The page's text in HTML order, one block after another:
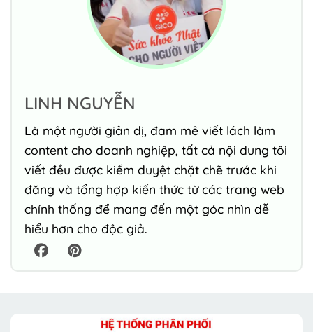
LINH NGUYỄN
Là một người giản dị, đam mê viết lách làm
content cho doanh nghiệp, tất cả nội dung tôi
viết đều được kiểm duyệt chặt chẽ trước khi
đăng và tổng hợp kiến thức từ các trang web
chính thống để mang đến một góc nhìn dễ
hiểu hơn cho độc giả.